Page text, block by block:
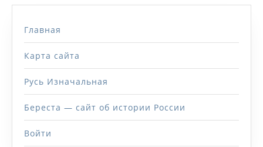
Главная
Карта сайта
Русь Изначальная
Береста — сайт об истории России
Войти